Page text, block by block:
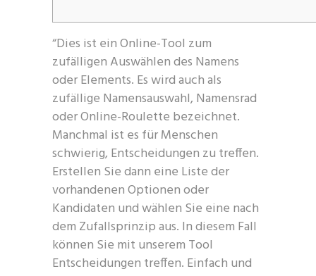
“Dies ist ein Online-Tool zum
zufälligen Auswählen des Namens
oder Elements. Es wird auch als
zufällige Namensauswahl, Namensrad
oder Online-Roulette bezeichnet.
Manchmal ist es für Menschen
schwierig, Entscheidungen zu treffen.
Erstellen Sie dann eine Liste der
vorhandenen Optionen oder
Kandidaten und wählen Sie eine nach
dem Zufallsprinzip aus. In diesem Fall
können Sie mit unserem Tool
Entscheidungen treffen. Einfach und